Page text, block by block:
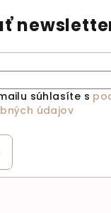
súhlasíte s
údajov